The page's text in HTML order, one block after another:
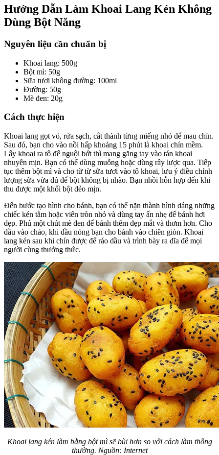
Hướng Dẫn Làm Khoai Lang Kén Không
Dùng Bột Năng
Nguyên liệu cần chuẩn bị
Khoai lang: 500g
Bột mì: 50g
Sữa tươi không đường: 100ml
Đường: 50g
Mè đen: 20g
Cách thực hiện
Khoai lang gọt vỏ, rửa sạch, cắt thành từng miếng nhỏ để mau chín.
Sau đó, bạn cho vào nồi hấp khoảng 15 phút là khoai chín mềm.
Lấy khoai ra tô để nguội bớt thì mang găng tay vào tán khoai
nhuyễn mịn. Bạn có thể dùng muỗng hoặc dùng rây lược qua. Tiếp
tục thêm bột mì và cho từ từ sữa tươi vào tô khoai, lưu ý điều chỉnh
lượng sữa vừa đủ để bột không bị nhão. Bạn nhồi hỗn hợp đến khi
thu được một khối bột dẻo mịn.
Đến bước tạo hình cho bánh, bạn có thể nặn thành hình dáng những
chiếc kén tằm hoặc viên tròn nhỏ và dùng tay ấn nhẹ để bánh hơi
dẹp. Phủ một chút mè đen để bánh thêm đẹp mắt và thơm hơn. Cho
dầu vào chảo, khi dầu nóng bạn cho bánh vào chiên giòn. Khoai
lang kén sau khi chín được để ráo dầu và trình bày ra dĩa để mọi
người cùng thưởng thức.
Khoai lang kén làm bằng bột mì sẽ bùi hơn so với cách làm thông
thường. Nguồn: Internet